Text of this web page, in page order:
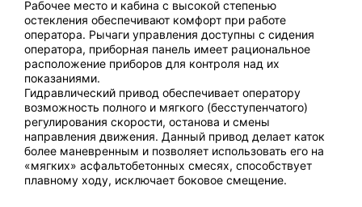
Рабочее место и кабина с высокой степенью
остекления обеспечивают комфорт при работе
оператора. Рычаги управления доступны с сидения
оператора, приборная панель имеет рациональное
расположение приборов для контроля над их
показаниями.
Гидравлический привод обеспечивает оператору
возможность полного и мягкого (бесступенчатого)
регулирования скорости, останова и смены
направления движения. Данный привод делает каток
более маневренным и позволяет использовать его на
«мягких» асфальтобетонных смесях, способствует
плавному ходу, исключает боковое смещение.